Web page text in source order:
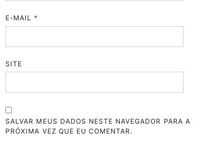
E-MAIL *
SITE
SALVAR MEUS DADOS NESTE NAVEGADOR PARA A
PRÓXIMA VEZ QUE EU COMENTAR.